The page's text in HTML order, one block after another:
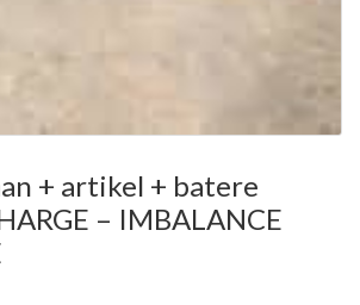
+ artikel + batere
– IMBALANCE